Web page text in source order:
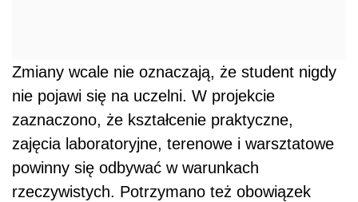
Zmiany wcale nie oznaczają, że student nigdy
nie pojawi się na uczelni. W projekcie
zaznaczono, że kształcenie praktyczne,
zajęcia laboratoryjne, terenowe i warsztatowe
powinny się odbywać w warunkach
rzeczywistych. Potrzymano też obowiązek